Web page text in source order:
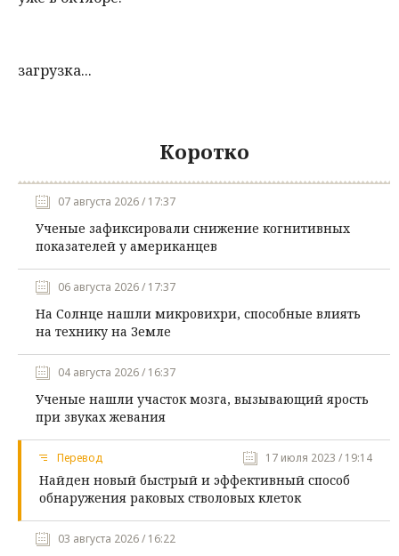
загрузка...
Коротко
07 августа 2026 / 17:37
Ученые зафиксировали снижение когнитивных
показателей у американцев
06 августа 2026 / 17:37
На Солнце нашли микровихри, способные влиять
на технику на Земле
04 августа 2026 / 16:37
Ученые нашли участок мозга, вызывающий ярость
при звуках жевания
Перевод 17 июля 2023 / 19:14
Найден новый быстрый и эффективный способ
обнаружения раковых стволовых клеток
03 августа 2026 / 16:22